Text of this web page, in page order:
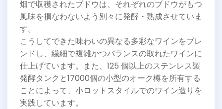
畑で収穫されたブドウは、それぞれのブドウがもつ
風味を損なわないよう別々に発酵・熟成させていま
す。
こうしてできた味わいの異なる多彩なワインをブレ
ンドし、繊細で複雑かつバランスの取れたワインに
仕上げています。また、125 個以上のステンレス製
発酵タンクと17000個の小型のオーク樽を所有する
ことによって、小ロットスタイルでのワイン造りを
実践しています。